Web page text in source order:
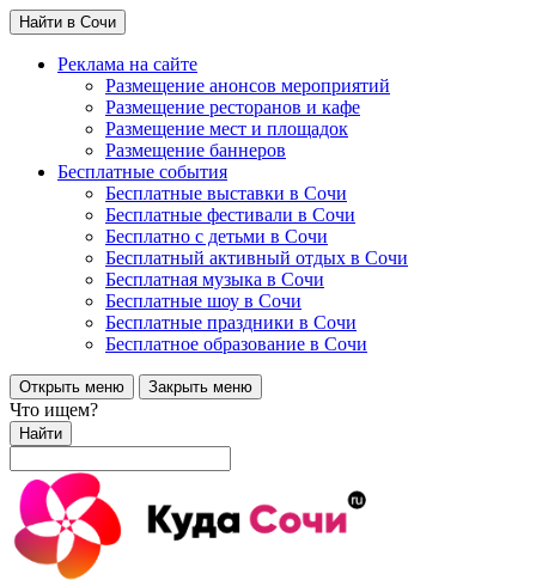
Найти в Сочи
Реклама на сайте
Размещение анонсов мероприятий
Размещение ресторанов и кафе
Размещение мест и площадок
Размещение баннеров
Бесплатные события
Бесплатные выставки в Сочи
Бесплатные фестивали в Сочи
Бесплатно с детьми в Сочи
Бесплатный активный отдых в Сочи
Бесплатная музыка в Сочи
Бесплатные шоу в Сочи
Бесплатные праздники в Сочи
Бесплатное образование в Сочи
Открыть меню Закрыть меню
Что ищем?
Найти